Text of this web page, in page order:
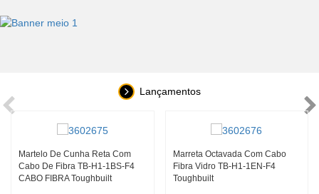
Lançamentos
Martelo De Cunha Reta Com
Cabo De Fibra TB-H1-1BS-F4
CABO FIBRA Toughbuilt
Marreta Octavada Com Cabo
Fibra Vidro TB-H1-1EN-F4
Toughbuilt